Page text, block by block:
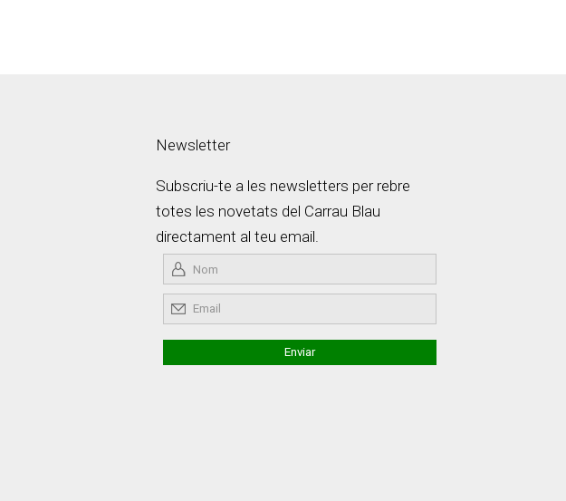
Newsletter
Subscriu-te a les newsletters per rebre
totes les novetats del Carrau Blau
directament al teu email.